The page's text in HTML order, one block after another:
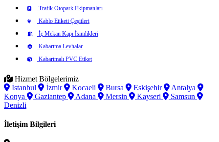
Trafik Otopark Ekipmanları
Kablo Etiketi Çeşitleri
İç Mekan Kapı İsimlikleri
Kabartma Levhalar
Kabartmalı PVC Etiket
Hizmet Bölgelerimiz
İstanbul
İzmir Kocaeli Bursa Eskişehir
Antalya
Konya
Gaziantep Adana Mersin Kayseri
Samsun
Denizli
İletişim Bilgileri